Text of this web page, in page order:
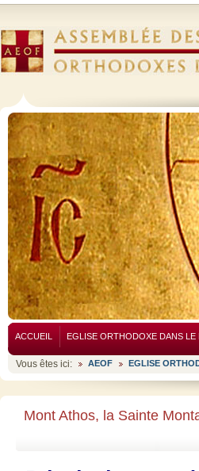
ACCUEIL EGLISE ORTHODOXE DANS LE
Vous êtes ici: AEOF EGLISE
Mont Athos, la Sainte